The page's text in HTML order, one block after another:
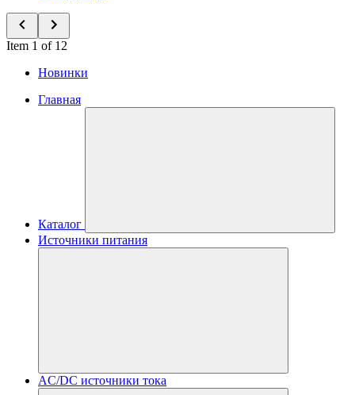
Item 1 of 12
Новинки
Главная
Каталог
Источники питания
AC/DC источники тока